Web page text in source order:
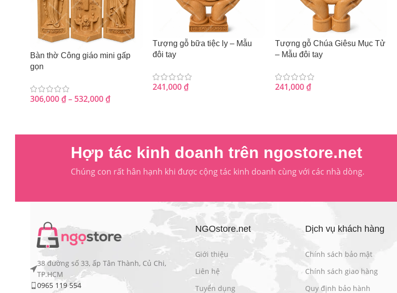
Bàn thờ Công giáo mini gấp
gọn
306,000₫– 532,000₫
Tượng gỗ bữa tiệc ly – Mẫu
đôi tay
241,000₫
Tượng gỗ Chúa Giêsu Mục Tử
– Mẫu đôi tay
241,000₫
Hợp tác kinh doanh trên ngostore.net
Chúng con rất hân hạnh khi được cộng tác kinh doanh cùng với các nhà dòng.
38 đường số 33, ấp Tân Thành, Củ Chi,
TP.HCM
0965 119 554
NGOstore.net
Giới thiệu
Liên hệ
Tuyển dụng
Dịch vụ khách hàng
Chính sách bảo mật
Chính sách giao hàng
Quy định bảo hành